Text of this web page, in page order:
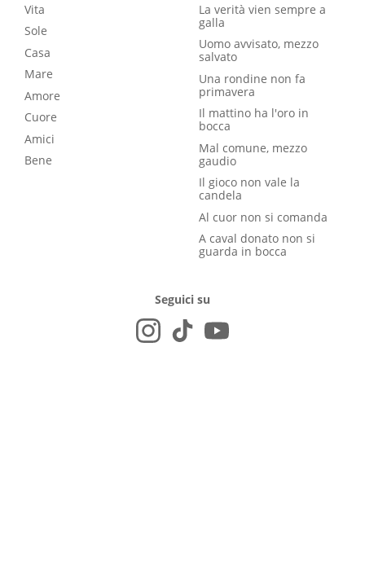
Vita
Sole
Casa
Mare
Amore
Cuore
Amici
Bene
La verità vien sempre a
galla
Uomo avvisato, mezzo
salvato
Una rondine non fa
primavera
Il mattino ha l'oro in
bocca
Mal comune, mezzo
gaudio
Il gioco non vale la
candela
Al cuor non si comanda
A caval donato non si
guarda in bocca
Seguici su